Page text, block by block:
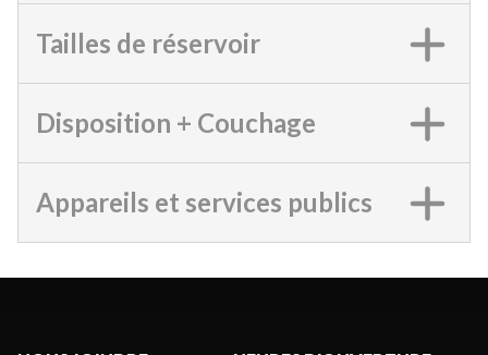
Tailles de réservoir
Disposition + Couchage
Appareils et services publics